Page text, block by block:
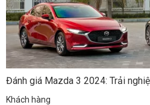
Đánh giá Mazda 3 2024: Trải
Khách hàng